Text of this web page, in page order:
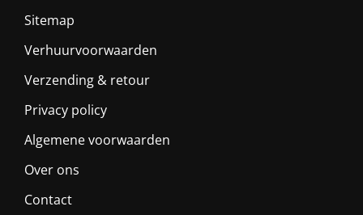
Sitemap
Verhuurvoorwaarden
Verzending & retour
Privacy policy
Algemene voorwaarden
Over ons
Contact